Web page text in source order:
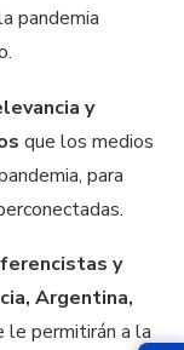
pandemia
y
que los medios
para
y
Argentina,
le permitirán a la